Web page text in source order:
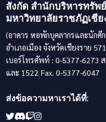
สังกัด สำนักบริหารทรัพ
มหาวิทยาลัยราชภัฏเชีย
(อาคาร หอพักบุคลากรและนัก
อำเภอเมือง จังหวัดเชียงราย
เบอร์โทรศัพท์ : 0-5377-6273
และ 1522 Fax. 0-5377-6047
ส่งข้อความหาเราได้ที่: